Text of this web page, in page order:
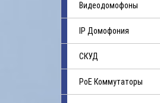
Видеодомофоны
IP Домофония
СКУД
PoE Коммутаторы